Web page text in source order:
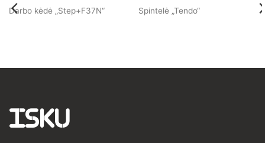
Darbo kėdė „Step+F37N“ Spintelė „Tendo“
ISKU